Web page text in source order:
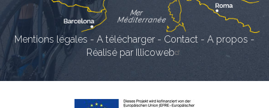
Mentions légales - A télécharger - Contact - A propos -
Réalisé par Illicoweb